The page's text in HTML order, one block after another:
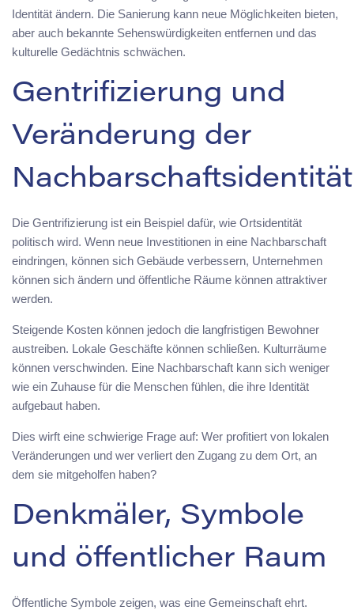
Identität ändern. Die Sanierung kann neue Möglichkeiten bieten,
aber auch bekannte Sehenswürdigkeiten entfernen und das
kulturelle Gedächtnis schwächen.
Gentrifizierung und
Veränderung der
Nachbarschaftsidentität
Die Gentrifizierung ist ein Beispiel dafür, wie Ortsidentität
politisch wird. Wenn neue Investitionen in eine Nachbarschaft
eindringen, können sich Gebäude verbessern, Unternehmen
können sich ändern und öffentliche Räume können attraktiver
werden.
Steigende Kosten können jedoch die langfristigen Bewohner
austreiben. Lokale Geschäfte können schließen. Kulturräume
können verschwinden. Eine Nachbarschaft kann sich weniger
wie ein Zuhause für die Menschen fühlen, die ihre Identität
aufgebaut haben.
Dies wirft eine schwierige Frage auf: Wer profitiert von lokalen
Veränderungen und wer verliert den Zugang zu dem Ort, an
dem sie mitgeholfen haben?
Denkmäler, Symbole
und öffentlicher Raum
Öffentliche Symbole zeigen, was eine Gemeinschaft ehrt.